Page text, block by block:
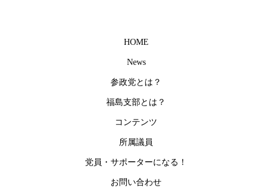
HOME
News
参政党とは？
福島支部とは？
コンテンツ
所属議員
党員・サポーターになる！
お問い合わせ